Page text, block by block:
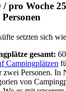
/ pro Woche
setzten sich
gesamt:
Campingplätzen
Personen. In
von